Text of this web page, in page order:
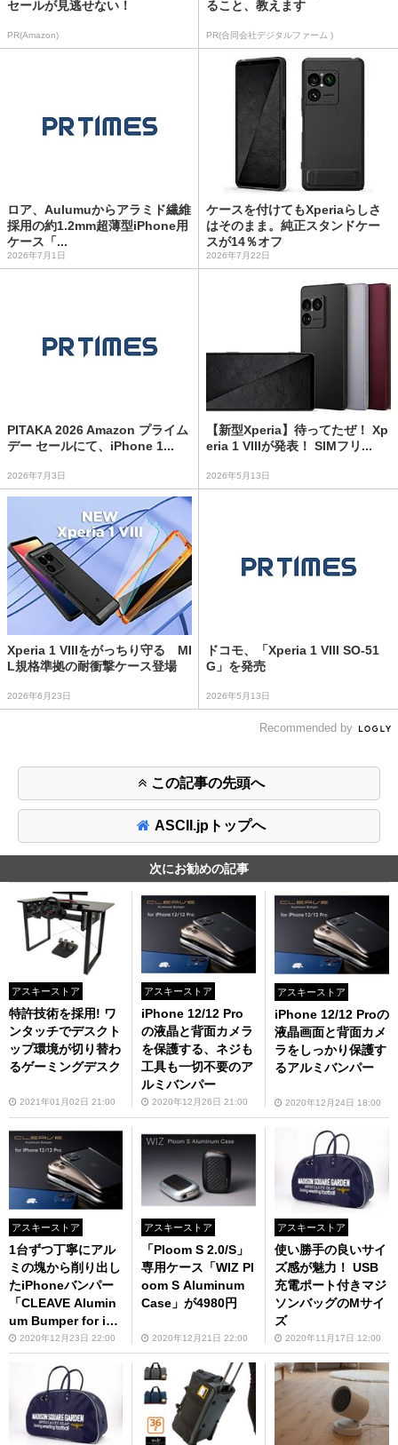
セールが見逃せない！
PR(Amazon)
ること、教えます
PR(合同会社デジタルファーム )
ロア、Aulumuからアラミド繊維
採用の約1.2mm超薄型iPhone用
ケース「...
2026年7月1日
ケースを付けてもXperiaらしさ
はそのまま。純正スタンドケー
スが14％オフ
2026年7月22日
PITAKA 2026 Amazon プライム
デー セールにて、iPhone 1...
2026年7月3日
【新型Xperia】待ってたぜ！ Xp
eria 1 VIIIが発表！ SIMフリ...
2026年5月13日
Xperia 1 VIIIをがっちり守る MI
L規格準拠の耐衝撃ケース登場
2026年6月23日
ドコモ、「Xperia 1 VIII SO-51
G」を発売
2026年5月13日
Recommended by
この記事の先頭へ
ASCII.jpトップへ
次にお勧めの記事
アスキーストア
特許技術を採用! ワ
ンタッチでデスクト
ップ環境が切り替わ
るゲーミングデスク
2021年01月02日 21:00
アスキーストア
iPhone 12/12 Pro
の液晶と背面カメラ
を保護する、ネジも
工具も一切不要のア
ルミバンパー
2020年12月26日 21:00
アスキーストア
iPhone 12/12 Proの
液晶画面と背面カメ
ラをしっかり保護す
るアルミバンパー
2020年12月24日 18:00
アスキーストア
1台ずつ丁寧にアル
ミの塊から削り出し
たiPhoneバンパー
「CLEAVE Alumin
um Bumper for iPh
one 12 / 12 Pro」
（2021年1月下旬）
2020年12月23日 22:00
アスキーストア
「Ploom S 2.0/S」
専用ケース「WIZ Pl
oom S Aluminum
Case」が4980円
2020年12月21日 22:00
アスキーストア
使い勝手の良いサイ
ズ感が魅力！ USB
充電ポート付きマジ
ソンバッグのMサイ
ズ
2020年11月17日 12:00